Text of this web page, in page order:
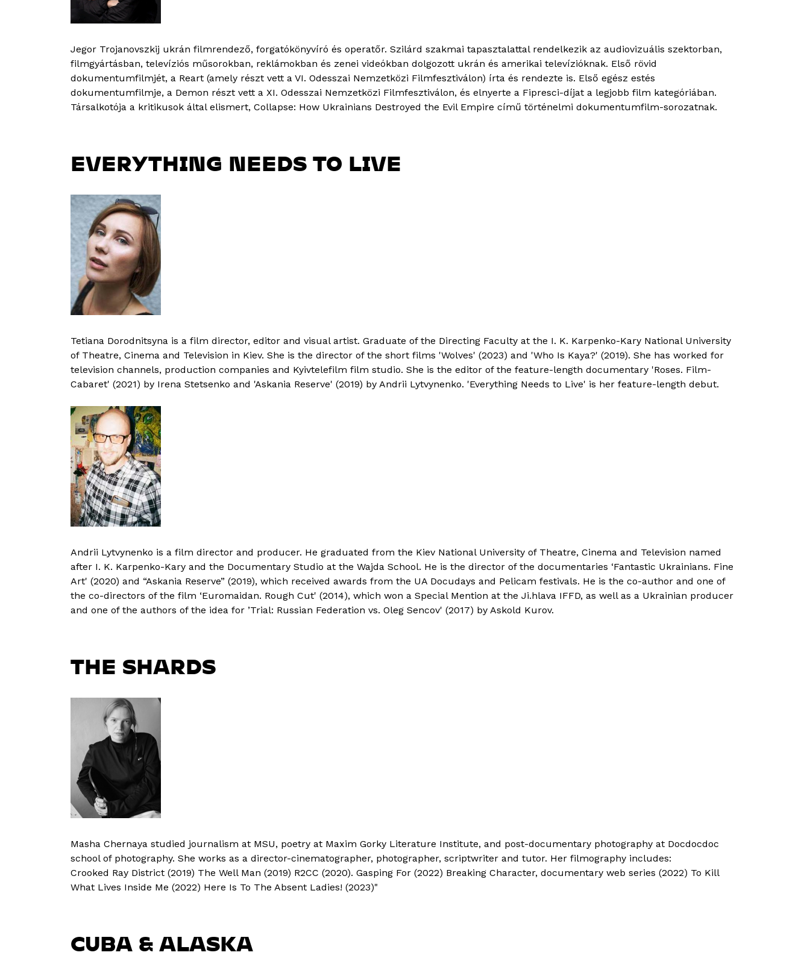
Jegor Trojanovszkij ukrán filmrendező, forgatókönyvíró és operatőr. Szilárd szakmai tapasztalattal rendelkezik az audiovizuális szektorban,
filmgyártásban, televíziós műsorokban, reklámokban és zenei videókban dolgozott ukrán és amerikai televízióknak. Első rövid
dokumentumfilmjét, a Reart (amely részt vett a VI. Odesszai Nemzetközi Filmfesztiválon) írta és rendezte is. Első egész estés
dokumentumfilmje, a Demon részt vett a XI. Odesszai Nemzetközi Filmfesztiválon, és elnyerte a Fipresci-díjat a legjobb film kategóriában.
Társalkotója a kritikusok által elismert, Collapse: How Ukrainians Destroyed the Evil Empire című történelmi dokumentumfilm-sorozatnak.
EVERYTHING NEEDS TO LIVE
Tetiana Dorodnitsyna is a film director, editor and visual artist. Graduate of the Directing Faculty at the I. K. Karpenko-Kary National University
of Theatre, Cinema and Television in Kiev. She is the director of the short films 'Wolves' (2023) and 'Who Is Kaya?' (2019). She has worked for
television channels, production companies and Kyivtelefilm film studio. She is the editor of the feature-length documentary 'Roses. Film-
Cabaret' (2021) by Irena Stetsenko and 'Askania Reserve' (2019) by Andrii Lytvynenko. 'Everything Needs to Live' is her feature-length debut.
Andrii Lytvynenko is a film director and producer. He graduated from the Kiev National University of Theatre, Cinema and Television named
after I. K. Karpenko-Kary and the Documentary Studio at the Wajda School. He is the director of the documentaries ‘Fantastic Ukrainians. Fine
Art' (2020) and “Askania Reserve” (2019), which received awards from the UA Docudays and Pelicam festivals. He is the co-author and one of
the co-directors of the film ‘Euromaidan. Rough Cut' (2014), which won a Special Mention at the Ji.hlava IFFD, as well as a Ukrainian producer
and one of the authors of the idea for ’Trial: Russian Federation vs. Oleg Sencov' (2017) by Askold Kurov.
THE SHARDS
Masha Chernaya studied journalism at MSU, poetry at Maxim Gorky Literature Institute, and post-documentary photography at Docdocdoc
school of photography. She works as a director-cinematographer, photographer, scriptwriter and tutor. Her filmography includes:
Crooked Ray District (2019) The Well Man (2019) R2CC (2020). Gasping For (2022) Breaking Character, documentary web series (2022) To Kill
What Lives Inside Me (2022) Here Is To The Absent Ladies! (2023)"
CUBA & ALASKA